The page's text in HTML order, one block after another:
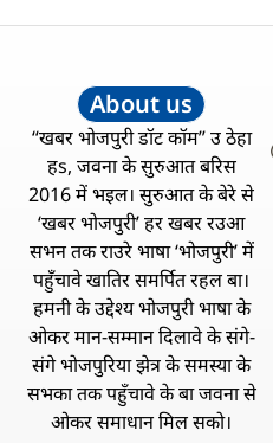
About us
“खबर भोजपुरी डॉट कॉम” उ ठेहा
हs, जवना के सुरुआत बरिस
2016 में भइल। सुरुआत के बेरे से
‘खबर भोजपुरी’ हर खबर रउआ
सभन तक राउरे भाषा ‘भोजपुरी’ में
पहुँचावे खातिर समर्पित रहल बा।
हमनी के उद्देश्य भोजपुरी भाषा के
ओकर मान-सम्मान दिलावे के संगे-
संगे भोजपुरिया झेत्र के समस्या के
सभका तक पहुँचावे के बा जवना से
ओकर समाधान मिल सको।